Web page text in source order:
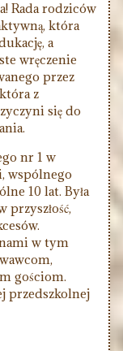
Rada rodziców
która
a
wręczenie
przez
z
się do
nr 1 w
wspólnego
10 lat. Była
przyszłość,
w tym
gościom.
przedszkolnej